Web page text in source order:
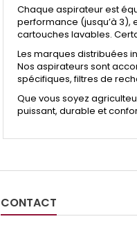
Chaque aspirateur est
performance (jusqu’à 3),
cartouches lavables.
Les marques distribuées
Nos aspirateurs sont
spécifiques, filtres de
Que vous soyez
puissant, durable et
CONTACT